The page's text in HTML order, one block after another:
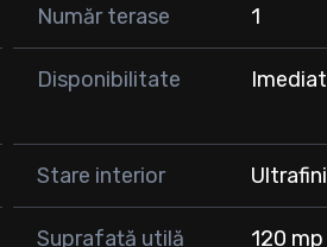
Număr terase 1
Disponibilitate Imediat
Stare interior
Suprafață utilă 120 mp